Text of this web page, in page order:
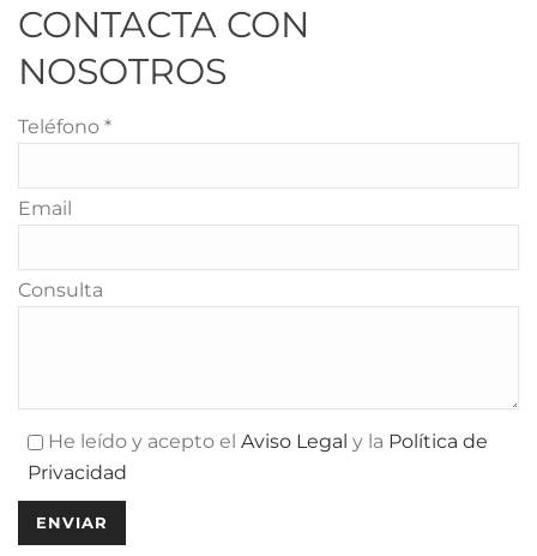
CONTACTA CON
NOSOTROS
Teléfono *
Email
Consulta
He leído y acepto el Aviso Legal y la Política de
Privacidad